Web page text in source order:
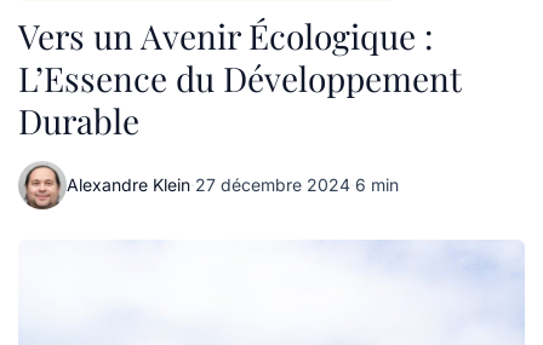
Vers un Avenir Écologique :
L’Essence du Développement
Durable
Alexandre Klein·27 décembre 2024·6 min